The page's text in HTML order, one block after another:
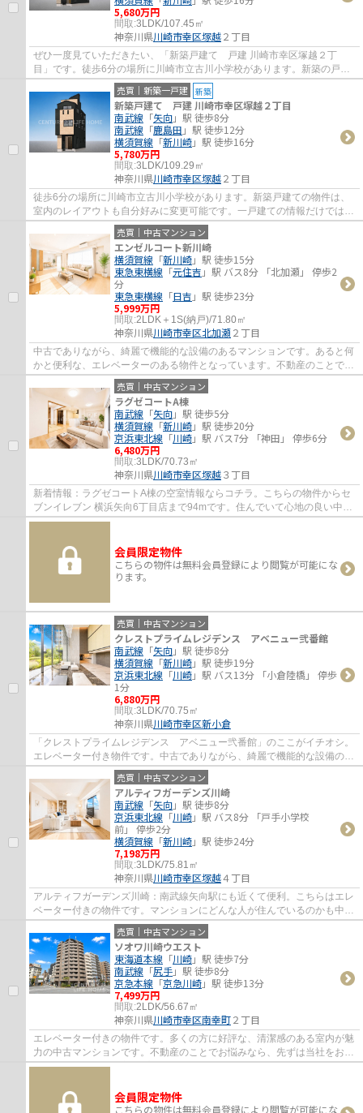
5,680万円
間取:3LDK/107.45㎡
神奈川県川崎市幸区塚越２丁目
ぜひ一度見ていただきたい、「新築戸建て 戸建 川崎市幸区塚越２丁
目」です。徒歩6分の場所に川崎市立古川小学校があります。新築の戸建
て物件です。不動産購入をお考えなら、当社ス...
売買｜新築一戸建 新築
新築戸建て 戸建 川崎市幸区塚越２丁目
南武線 「矢向」駅 徒歩8分
南武線 「鹿島田 」駅 徒歩12分
横須賀線 「新川崎」駅 徒歩16分
5,780万円
間取:3LDK/109.29㎡
神奈川県川崎市幸区塚越２丁目
徒歩6分の場所に川崎市立古川小学校があります。新築戸建ての物件は、
室内のレイアウトも自分好みに変更可能です。一戸建ての情報だけではな
く、地域環境も併せて知りたいという方は、...
売買｜中古マンション
エンゼルコート新川崎
横須賀線 「新川崎」駅 徒歩15分
東急東横線 「元住吉 」駅 バス8分 「北加瀬」 停歩2
分
東急東横線 「日吉 」駅 徒歩23分
5,999万円
間取:2LDK＋1S(納戸)/71.80㎡
神奈川県川崎市幸区北加瀬２丁目
中古でありながら、綺麗で機能的な設備のあるマンションです。あると何
かと便利な、エレベーターのある物件となっています。不動産のことで当
社にご要望やご不明な点などがあれば、メ...
売買｜中古マンション
ラグゼコートA棟
南武線 「矢向」駅 徒歩5分
横須賀線 「新川崎」駅 徒歩20分
京浜東北線 「川崎」駅 バス7分 「神田」 停歩6分
6,480万円
間取:3LDK/70.73㎡
神奈川県川崎市幸区塚越３丁目
新着情報：ラグゼコートA棟の空室情報ならコチラ。こちらの物件からセ
ブンイレブン 横浜矢向6丁目店まで94mです。住んでいて心地の良い中古
マンションで魅力的です。これから不動産の...
会員限定物件
こちらの物件は無料会員登録により閲覧が可能にな
ります。
売買｜中古マンション
クレストプライムレジデンス アベニュー弐番館
南武線 「矢向」駅 徒歩8分
横須賀線 「新川崎」駅 徒歩19分
京浜東北線 「川崎」駅 バス13分 「小倉陸橋」 停歩
1分
6,880万円
間取:3LDK/70.75㎡
神奈川県川崎市幸区新小倉
「クレストプライムレジデンス アベニュー弐番館」のここがイチオシ。
エレベーター付き物件です。中古でありながら、綺麗で機能的な設備のあ
るマンションです。当社は確かな不動産情...
売買｜中古マンション
アルティフガーデンズ川崎
南武線 「矢向」駅 徒歩8分
京浜東北線 「川崎」駅 バス8分 「戸手小学校
前」 停歩2分
横須賀線 「新川崎」駅 徒歩24分
7,198万円
間取:3LDK/75.81㎡
神奈川県川崎市幸区塚越４丁目
アルティフガーデンズ川崎：南武線矢向駅にも近くて便利。こちらはエレ
ベーター付きの物件です。マンションにどんな人が住んでいるのかも中古
マンションなら事前に知れます。交通アク...
売買｜中古マンション
ソオワ川崎ウエスト
東海道本線 「川崎」駅 徒歩7分
南武線 「尻手」駅 徒歩8分
京急本線 「京急川崎」駅 徒歩13分
7,499万円
間取:2LDK/56.67㎡
神奈川県川崎市幸区南幸町２丁目
エレベーター付きの物件です。多くの方に好評な、清潔感のある室内が魅
力の中古マンションです。不動産のことでお悩みなら、先ずは当社をお尋
ねください。経験豊富なプロのスタッフが...
会員限定物件
こちらの物件は無料会員登録により閲覧が可能にな